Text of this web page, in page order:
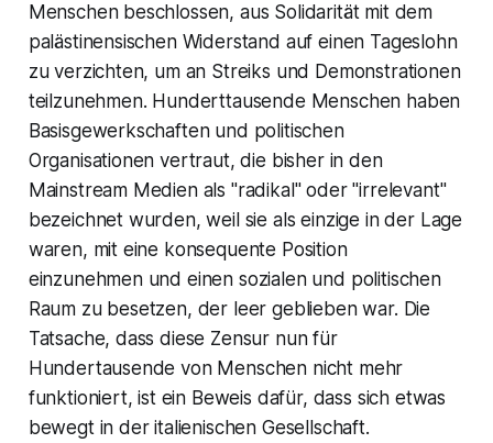
Menschen beschlossen, aus Solidarität mit dem
palästinensischen Widerstand auf einen Tageslohn
zu verzichten, um an Streiks und Demonstrationen
teilzunehmen. Hunderttausende Menschen haben
Basisgewerkschaften und politischen
Organisationen vertraut, die bisher in den
Mainstream Medien als "radikal" oder "irrelevant"
bezeichnet wurden, weil sie als einzige in der Lage
waren, mit eine konsequente Position
einzunehmen und einen sozialen und politischen
Raum zu besetzen, der leer geblieben war. Die
Tatsache, dass diese Zensur nun für
Hundertausende von Menschen nicht mehr
funktioniert, ist ein Beweis dafür, dass sich etwas
bewegt in der italienischen Gesellschaft.